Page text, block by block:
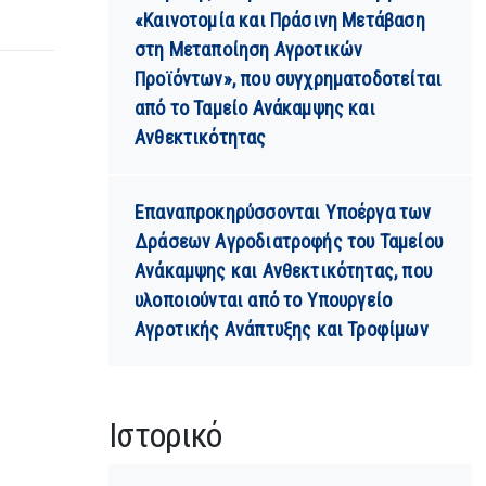
«Καινοτομία και Πράσινη Μετάβαση
στη Μεταποίηση Αγροτικών
Προϊόντων», που συγχρηματοδοτείται
από το Ταμείο Ανάκαμψης και
Ανθεκτικότητας
Επαναπροκηρύσσονται Υποέργα των
Δράσεων Αγροδιατροφής του Ταμείου
Ανάκαμψης και Ανθεκτικότητας, που
υλοποιούνται από το Υπουργείο
Αγροτικής Ανάπτυξης και Τροφίμων
Ιστορικό